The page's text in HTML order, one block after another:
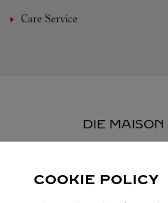
Care Service
DIE
renommiertesten Maisons in der
COOKIE POLICY